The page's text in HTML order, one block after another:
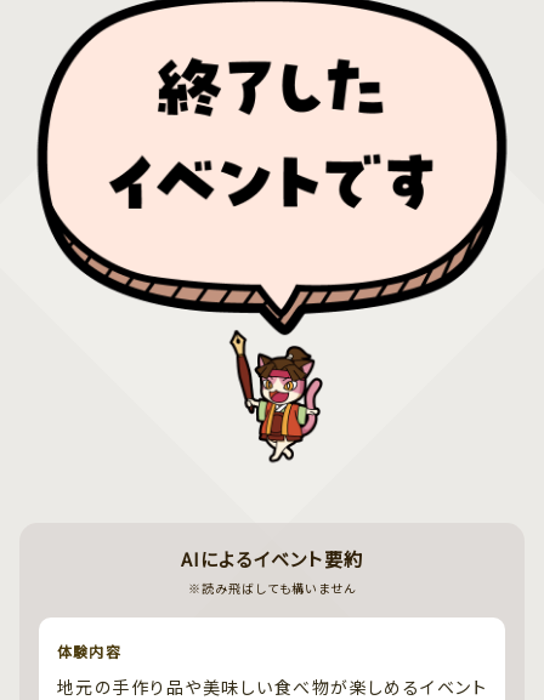
AIによるイベント要約
※読み飛ばしても構いません
体験内容
地元の手作り品や美味しい食べ物が楽しめるイベント